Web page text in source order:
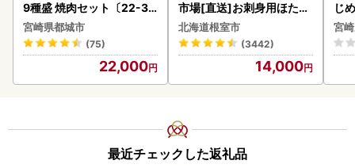
9種盛 焼肉セット〔22-31
-006-600g〕都城 イチオ
シ!! 牛肉
宮崎県都城市
(75)
22,000
市場[直送]お刺身用ほたて
貝柱500g A-28002
北海道根室市
(3442)
14,000
じ
ロ
宮
最近チェックした返礼品